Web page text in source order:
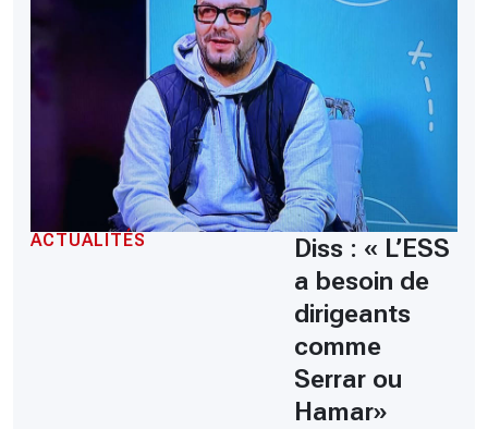
ACTUALITÉS
Diss : « L’ESS
a besoin de
dirigeants
comme
Serrar ou
Hamar»